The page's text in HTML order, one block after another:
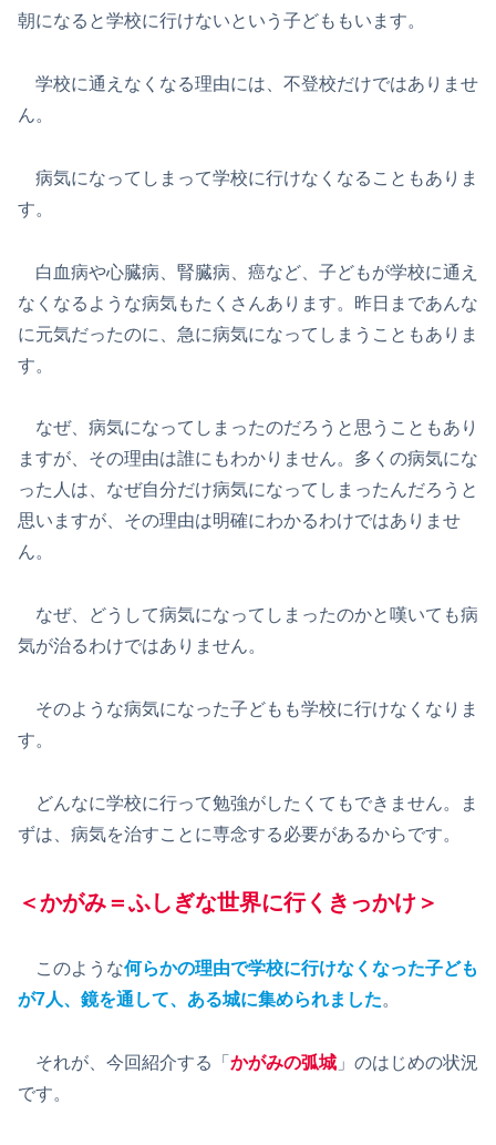
朝になると学校に行けないという子どももいます。
学校に通えなくなる理由には、不登校だけではありませ
ん。
病気になってしまって学校に行けなくなることもありま
す。
白血病や心臓病、腎臓病、癌など、子どもが学校に通え
なくなるような病気もたくさんあります。昨日まであんな
に元気だったのに、急に病気になってしまうこともありま
す。
なぜ、病気になってしまったのだろうと思うこともあり
ますが、その理由は誰にもわかりません。多くの病気にな
った人は、なぜ自分だけ病気になってしまったんだろうと
思いますが、その理由は明確にわかるわけではありませ
ん。
なぜ、どうして病気になってしまったのかと嘆いても病
気が治るわけではありません。
そのような病気になった子どもも学校に行けなくなりま
す。
どんなに学校に行って勉強がしたくてもできません。ま
ずは、病気を治すことに専念する必要があるからです。
＜かがみ＝ふしぎな世界に行くきっかけ＞
このような何らかの理由で学校に行けなくなった子ども
が7人、鏡を通して、ある城に集められました。
それが、今回紹介する「 かがみの弧城 」のはじめの状況
です。